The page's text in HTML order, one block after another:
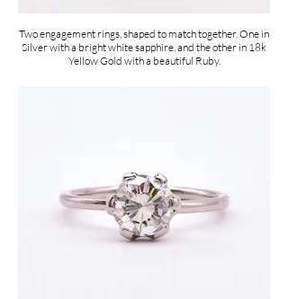
Two engagement rings, shaped to match together. One in
Silver with a bright white sapphire, and the other in 18k
Yellow Gold with a beautiful Ruby.